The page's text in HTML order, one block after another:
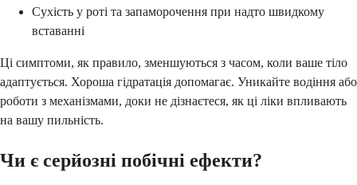
Сухість у роті та запаморочення при надто швидкому
вставанні
Ці симптоми, як правило, зменшуються з часом, коли ваше тіло
адаптується. Хороша гідратація допомагає. Уникайте водіння або
роботи з механізмами, доки не дізнаєтеся, як ці ліки впливають
на вашу пильність.
Чи є серйозні побічні ефекти?